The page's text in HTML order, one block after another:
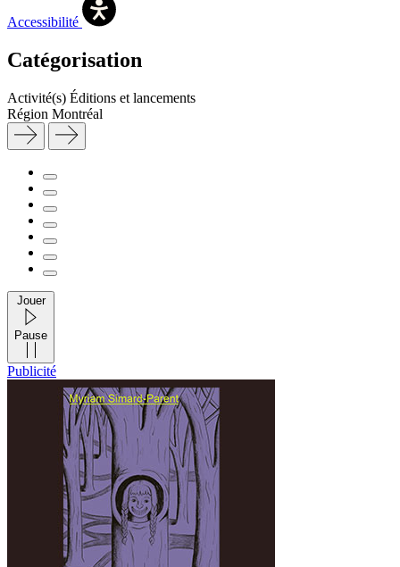
Accessibilité
Catégorisation
Activité(s) Éditions et lancements
Région Montréal
Jouer
Pause
Publicité